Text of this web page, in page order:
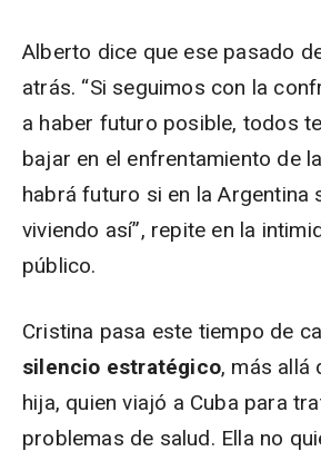
Alberto dice que ese pasado
atrás. “Si seguimos con la
a haber futuro posible, todos
bajar en el enfrentamiento de
habrá futuro si en la Argentina
viviendo así”, repite en la
público.
Cristina pasa este tiempo de
silencio estratégico, más allá
hija, quien viajó a Cuba para
problemas de salud. Ella no